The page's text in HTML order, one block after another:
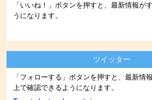
「いいね！」ボタンを押すと、最新情報が
うになります。
ツイッター
「フォローする」ボタンを押すと、最新情
上で確認できるようになります。